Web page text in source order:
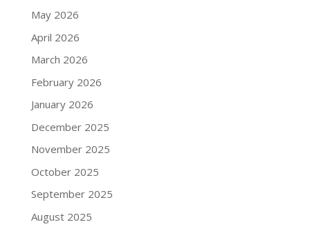
May 2026
April 2026
March 2026
February 2026
January 2026
December 2025
November 2025
October 2025
September 2025
August 2025